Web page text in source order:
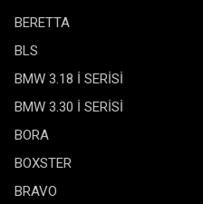
BERETTA
BLS
BMW 3.18 İ SERİSİ
BMW 3.30 İ SERİSİ
BORA
BOXSTER
BRAVO